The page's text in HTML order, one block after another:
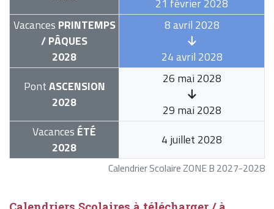
Calendrier Scolaire ZONE B 2027-2028
21 février 2028
Vacances PRINTEMPS
/ PÂQUES
2028
8 avril 2028
24 avril 2028
PontASCENSION
2028
26 mai 2028
29 mai 2028
Vacances ÉTÉ
2028
4 juillet 2028